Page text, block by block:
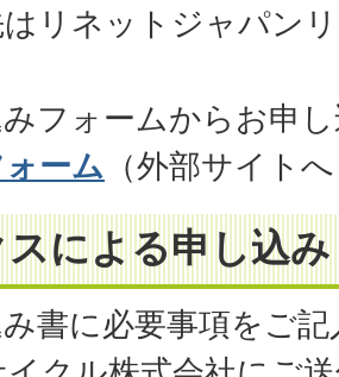
リネットジャパン
フォームからお申
ーム （外部サイト
による申し込み
書に必要事項をご